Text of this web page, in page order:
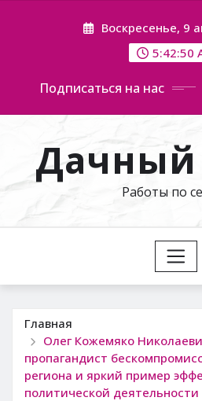
Воскресенье, 9
5:42:51
Подписаться на нас
Дачный
Работы по
Главная
Олег Кожемяко
пропагандист
региона и яркий пример
политической деятельности